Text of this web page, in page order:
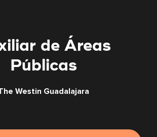
de Áreas
Públicas
Westin Guadalajara